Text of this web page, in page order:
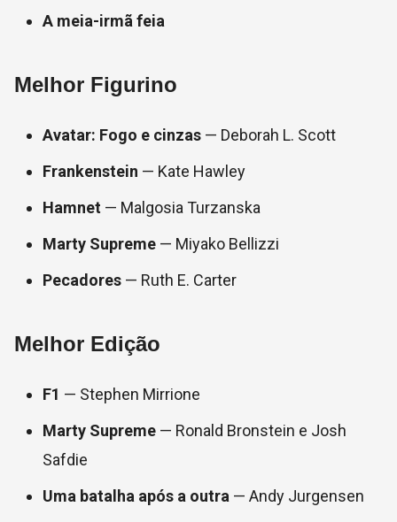
A meia-irmã feia
Melhor Figurino
Avatar: Fogo e cinzas — Deborah L. Scott
Frankenstein — Kate Hawley
Hamnet — Malgosia Turzanska
Marty Supreme — Miyako Bellizzi
Pecadores — Ruth E. Carter
Melhor Edição
F1 — Stephen Mirrione
Marty Supreme — Ronald Bronstein e Josh
Safdie
Uma batalha após a outra — Andy Jurgensen